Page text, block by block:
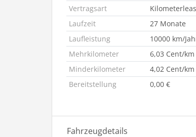
Vertragsart
Laufzeit
27 Monate
Laufleistung
10000 km/
Mehrkilometer
6,03 Cent/km
Minderkilometer
4,02 Cent/km
Bereitstellung
0,00 €
Fahrzeugdetails